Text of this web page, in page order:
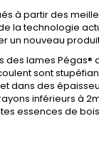
à partir des
la technologie
un nouveau
des lames
sont
dans des
inférieurs à
essences de